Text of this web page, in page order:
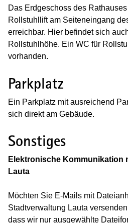
Das Erdgeschoss des
Rollstuhllift am Seiteneingang
erreichbar. Hier befindet sich
Rollstuhlhöhe. Ein WC für
vorhanden.
Parkplatz
Ein Parkplatz mit ausreichend
sich direkt am Gebäude.
Sonstiges
Elektronische Kommunikation
Lauta
Möchten Sie E-Mails mit
Stadtverwaltung Lauta
dass wir nur ausgewählte